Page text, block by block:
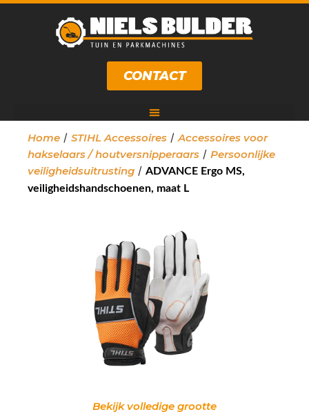
CONTACT
Home / STIHL Accessoires / Accessoires voor
hakselaars / houtversnipperaars / Persoonlijke
veiligheidsuitrusting / ADVANCE Ergo MS,
veiligheidshandschoenen, maat L
Bekijk volledige grootte